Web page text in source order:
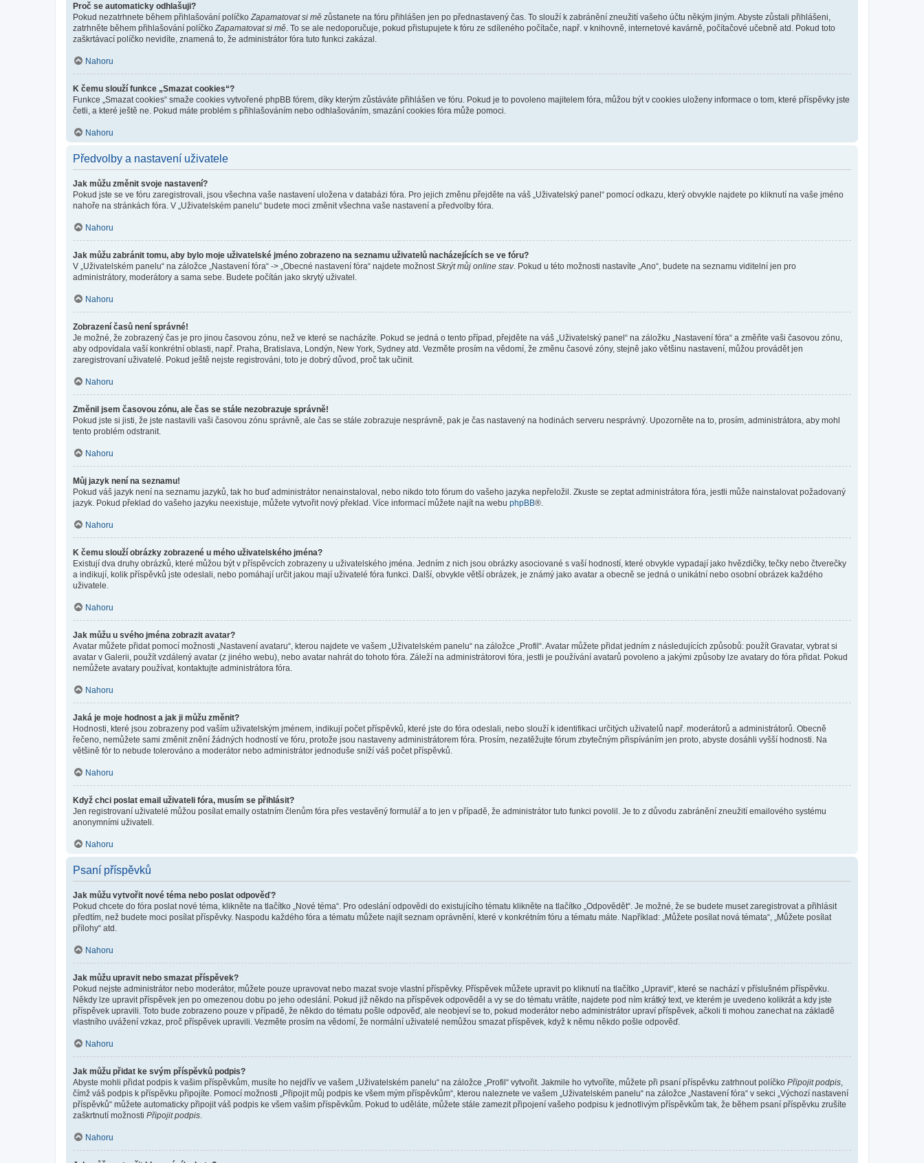
Proč se automaticky odhlašuji?
Pokud nezatrhnete během přihlašování políčko Zapamatovat si mě zůstanete na fóru přihlášen jen po přednastavený čas. To slouží k zabránění zneužití vašeho účtu někým jiným. Abyste zůstali přihlášeni,
zatrhněte během přihlašování políčko Zapamatovat si mě . To se ale nedoporučuje, pokud přistupujete k fóru ze sdíleného počítače, např. v knihovně, internetové kavárně, počítačové učebně atd. Pokud toto
zaškrtávací políčko nevidíte, znamená to, že administrátor fóra tuto funkci zakázal.
Nahoru
K čemu slouží funkce „Smazat cookies“?
Funkce „Smazat cookies“ smaže cookies vytvořené phpBB fórem, díky kterým zůstáváte přihlášen ve fóru. Pokud je to povoleno majitelem fóra, můžou být v cookies uloženy informace o tom, které příspěvky jste
četli, a které ještě ne. Pokud máte problém s přihlašováním nebo odhlašováním, smazání cookies fóra může pomoci.
Nahoru
Předvolby a nastavení uživatele
Jak můžu změnit svoje nastavení?
Pokud jste se ve fóru zaregistrovali, jsou všechna vaše nastavení uložena v databázi fóra. Pro jejich změnu přejděte na váš „Uživatelský panel“ pomocí odkazu, který obvykle najdete po kliknutí na vaše jméno
nahoře na stránkách fóra. V „Uživatelském panelu“ budete moci změnit všechna vaše nastavení a předvolby fóra.
Nahoru
Jak můžu zabránit tomu, aby bylo moje uživatelské jméno zobrazeno na seznamu uživatelů nacházejících se ve fóru?
V „Uživatelském panelu“ na záložce „Nastavení fóra“ -> „Obecné nastavení fóra“ najdete možnost Skrýt můj online stav. Pokud u této možnosti nastavíte „Ano“, budete na seznamu viditelní jen pro
administrátory, moderátory a sama sebe. Budete počítán jako skrytý uživatel.
Nahoru
Zobrazení časů není správné!
Je možné, že zobrazený čas je pro jinou časovou zónu, než ve které se nacházíte. Pokud se jedná o tento případ, přejděte na váš „Uživatelský panel“ na záložku „Nastavení fóra“ a změňte vaši časovou zónu,
aby odpovídala vaší konkrétní oblasti, např. Praha, Bratislava, Londýn, New York, Sydney atd. Vezměte prosím na vědomí, že změnu časové zóny, stejně jako většinu nastavení, můžou provádět jen
zaregistrovaní uživatelé. Pokud ještě nejste registrováni, toto je dobrý důvod, proč tak učinit.
Nahoru
Změnil jsem časovou zónu, ale čas se stále nezobrazuje správně!
Pokud jste si jisti, že jste nastavili vaši časovou zónu správně, ale čas se stále zobrazuje nesprávně, pak je čas nastavený na hodinách serveru nesprávný. Upozorněte na to, prosím, administrátora, aby mohl
tento problém odstranit.
Nahoru
Můj jazyk není na seznamu!
Pokud váš jazyk není na seznamu jazyků, tak ho buď administrátor nenainstaloval, nebo nikdo toto fórum do vašeho jazyka nepřeložil. Zkuste se zeptat administrátora fóra, jestli může nainstalovat požadovaný
jazyk. Pokud překlad do vašeho jazyku neexistuje, můžete vytvořit nový překlad. Více informací můžete najít na webu phpBB®.
Nahoru
K čemu slouží obrázky zobrazené u mého uživatelského jména?
Existují dva druhy obrázků, které můžou být v příspěvcích zobrazeny u uživatelského jména. Jedním z nich jsou obrázky asociované s vaší hodností, které obvykle vypadají jako hvězdičky, tečky nebo čtverečky
a indikují, kolik příspěvků jste odeslali, nebo pomáhají určit jakou mají uživatelé fóra funkci. Další, obvykle větší obrázek, je známý jako avatar a obecně se jedná o unikátní nebo osobní obrázek každého
uživatele.
Nahoru
Jak můžu u svého jména zobrazit avatar?
Avatar můžete přidat pomocí možnosti „Nastavení avataru“, kterou najdete ve vašem „Uživatelském panelu“ na záložce „Profil“. Avatar můžete přidat jedním z následujících způsobů: použít Gravatar, vybrat si
avatar v Galerii, použít vzdálený avatar (z jiného webu), nebo avatar nahrát do tohoto fóra. Záleží na administrátorovi fóra, jestli je používání avatarů povoleno a jakými způsoby lze avatary do fóra přidat. Pokud
nemůžete avatary používat, kontaktujte administrátora fóra.
Nahoru
Jaká je moje hodnost a jak ji můžu změnit?
Hodnosti, které jsou zobrazeny pod vaším uživatelským jménem, indikují počet příspěvků, které jste do fóra odeslali, nebo slouží k identifikaci určitých uživatelů např. moderátorů a administrátorů. Obecně
řečeno, nemůžete sami změnit znění žádných hodností ve fóru, protože jsou nastaveny administrátorem fóra. Prosím, nezatěžujte fórum zbytečným přispíváním jen proto, abyste dosáhli vyšší hodnosti. Na
většině fór to nebude tolerováno a moderátor nebo administrátor jednoduše sníží váš počet příspěvků.
Nahoru
Když chci poslat email uživateli fóra, musím se přihlásit?
Jen registrovaní uživatelé můžou posílat emaily ostatním členům fóra přes vestavěný formulář a to jen v případě, že administrátor tuto funkci povolil. Je to z důvodu zabránění zneužití emailového systému
anonymními uživateli.
Nahoru
Psaní příspěvků
Jak můžu vytvořit nové téma nebo poslat odpověď?
Pokud chcete do fóra poslat nové téma, klikněte na tlačítko „Nové téma“. Pro odeslání odpovědi do existujícího tématu klikněte na tlačítko „Odpovědět“. Je možné, že se budete muset zaregistrovat a přihlásit
předtím, než budete moci posílat příspěvky. Naspodu každého fóra a tématu můžete najít seznam oprávnění, které v konkrétním fóru a tématu máte. Například: „Můžete posílat nová témata“, „Můžete posílat
přílohy“ atd.
Nahoru
Jak můžu upravit nebo smazat příspěvek?
Pokud nejste administrátor nebo moderátor, můžete pouze upravovat nebo mazat svoje vlastní příspěvky. Příspěvek můžete upravit po kliknutí na tlačítko „Upravit“, které se nachází v příslušném příspěvku.
Někdy lze upravit příspěvek jen po omezenou dobu po jeho odeslání. Pokud již někdo na příspěvek odpověděl a vy se do tématu vrátíte, najdete pod ním krátký text, ve kterém je uvedeno kolikrát a kdy jste
příspěvek upravili. Toto bude zobrazeno pouze v případě, že někdo do tématu pošle odpověď, ale neobjeví se to, pokud moderátor nebo administrátor upraví příspěvek, ačkoli ti mohou zanechat na základě
vlastního uvážení vzkaz, proč příspěvek upravili. Vezměte prosím na vědomí, že normální uživatelé nemůžou smazat příspěvek, když k němu někdo pošle odpověď.
Nahoru
Jak můžu přidat ke svým příspěvků podpis?
Abyste mohli přidat podpis k vašim příspěvkům, musíte ho nejdřív ve vašem „Uživatelském panelu“ na záložce „Profil“ vytvořit. Jakmile ho vytvoříte, můžete při psaní příspěvku zatrhnout políčko Připojit podpis
čímž váš podpis k příspěvku připojíte. Pomocí možnosti „Připojit můj podpis ke všem mým příspěvkům“, kterou naleznete ve vašem „Uživatelském panelu“ na záložce „Nastavení fóra“ v sekci „Výchozí nastavení
příspěvků“ můžete automaticky připojit váš podpis ke všem vašim příspěvkům. Pokud to uděláte, můžete stále zamezit připojení vašeho podpisu k jednotlivým příspěvkům tak, že během psaní příspěvku zrušíte
zaškrtnutí možnosti Připojit podpis
Nahoru